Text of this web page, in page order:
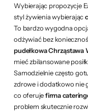
Wybierając propozycje
styl żywienia wybierając
To bardzo wygodna
odżywiać bez
pudełkowa Chrząstawa
mieć zbilansowane
Samodzielnie często
zdrowe i dodatkowo nie
co oferujefirma
problem skutecznie